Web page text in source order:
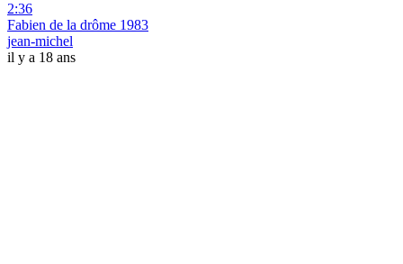
2:36
Fabien de la drôme 1983
jean-michel
il y a 18 ans